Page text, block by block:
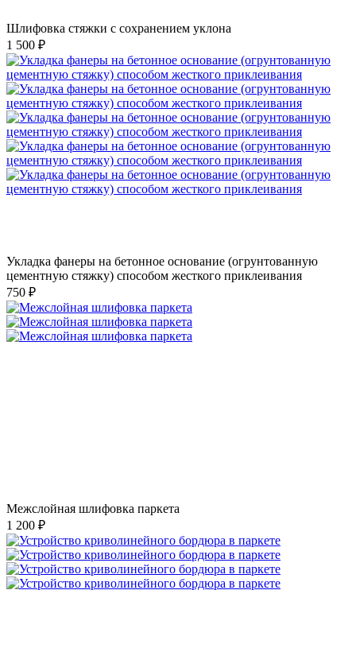
Шлифовка стяжки с сохранением уклона
1 500 ₽
Укладка фанеры на бетонное основание (огрунтованную
цементную стяжку) способом жесткого приклеивания
750 ₽
Межслойная шлифовка паркета
1 200 ₽